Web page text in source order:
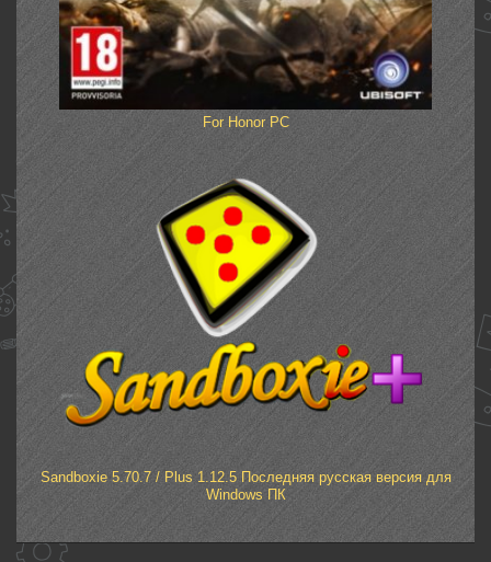
For Honor PC
Sandboxie 5.70.7 / Plus 1.12.5 Последняя русская версия для
Windows ПК